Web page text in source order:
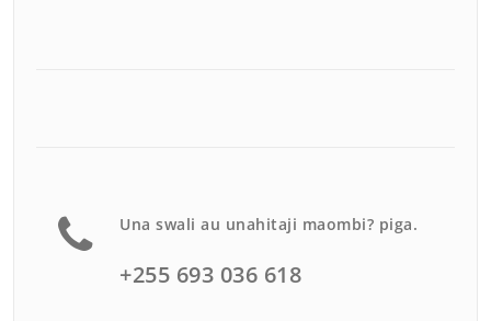
Una swali au unahitaji maombi? piga.
+255 693 036 618